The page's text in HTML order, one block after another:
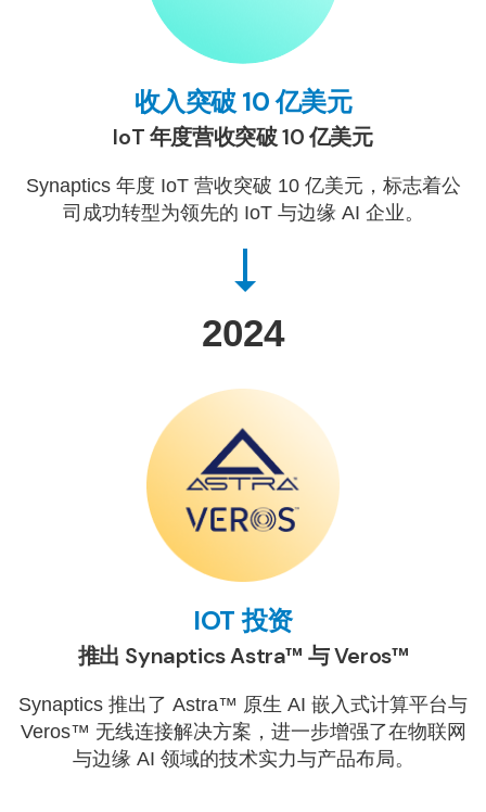
收入突破 10 亿美元
IoT 年度营收突破 10 亿美元
Synaptics 年度 IoT 营收突破 10 亿美元，标志着公
司成功转型为领先的 IoT 与边缘 AI 企业。
2024
IOT 投资
推出 Synaptics Astra™ 与 Veros™
Synaptics 推出了 Astra™ 原生 AI 嵌入式计算平台与
Veros™ 无线连接解决方案，进一步增强了在物联网
与边缘 AI 领域的技术实力与产品布局。